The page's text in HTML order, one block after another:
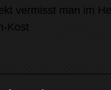
vermisst man im
Kost